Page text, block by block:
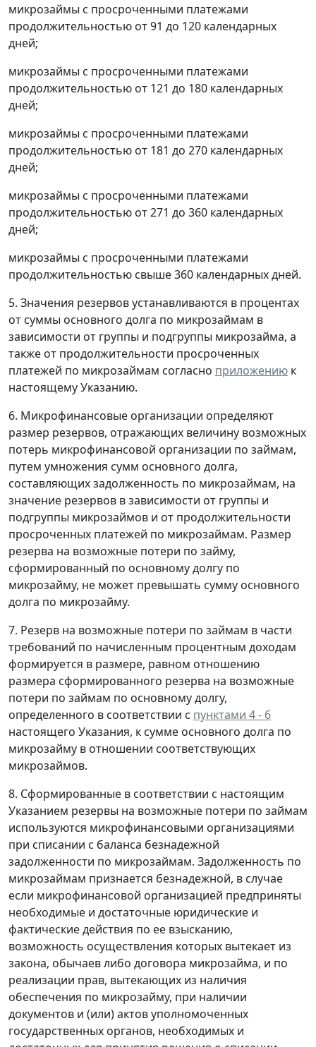
микрозаймы с просроченными платежами
продолжительностью от 91 до 120 календарных
дней;
микрозаймы с просроченными платежами
продолжительностью от 121 до 180 календарных
дней;
микрозаймы с просроченными платежами
продолжительностью от 181 до 270 календарных
дней;
микрозаймы с просроченными платежами
продолжительностью от 271 до 360 календарных
дней;
микрозаймы с просроченными платежами
продолжительностью свыше 360 календарных дней.
5. Значения резервов устанавливаются в процентах
от суммы основного долга по микрозаймам в
зависимости от группы и подгруппы микрозайма, а
также от продолжительности просроченных
платежей по микрозаймам согласно приложению к
настоящему Указанию.
6. Микрофинансовые организации определяют
размер резервов, отражающих величину возможных
потерь микрофинансовой организации по займам,
путем умножения сумм основного долга,
составляющих задолженность по микрозаймам, на
значение резервов в зависимости от группы и
подгруппы микрозаймов и от продолжительности
просроченных платежей по микрозаймам. Размер
резерва на возможные потери по займу,
сформированный по основному долгу по
микрозайму, не может превышать сумму основного
долга по микрозайму.
7. Резерв на возможные потери по займам в части
требований по начисленным процентным доходам
формируется в размере, равном отношению
размера сформированного резерва на возможные
потери по займам по основному долгу,
определенного в соответствии с пунктами 4 - 6
настоящего Указания, к сумме основного долга по
микрозайму в отношении соответствующих
микрозаймов.
8. Сформированные в соответствии с настоящим
Указанием резервы на возможные потери по займам
используются микрофинансовыми организациями
при списании с баланса безнадежной
задолженности по микрозаймам. Задолженность по
микрозаймам признается безнадежной, в случае
если микрофинансовой организацией предприняты
необходимые и достаточные юридические и
фактические действия по ее взысканию,
возможность осуществления которых вытекает из
закона, обычаев либо договора микрозайма, и по
реализации прав, вытекающих из наличия
обеспечения по микрозайму, при наличии
документов и (или) актов уполномоченных
государственных органов, необходимых и